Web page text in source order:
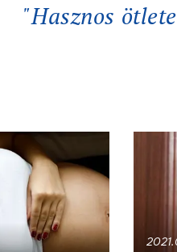
"Hasznos